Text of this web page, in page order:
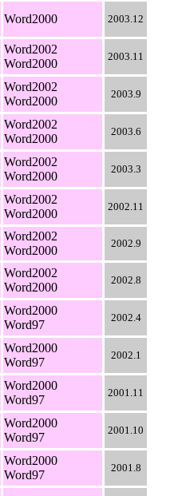
Word2000 2003.12
Word2002
Word2000
2003.11
Word2002
Word2000
2003.9
Word2002
Word2000
2003.6
Word2002
Word2000
2003.3
Word2002
Word2000
2002.11
Word2002
Word2000
2002.9
Word2002
Word2000
2002.8
Word2000
Word97
2002.4
Word2000
Word97
2002.1
Word2000
Word97
2001.11
Word2000
Word97
2001.10
Word2000
Word97
2001.8